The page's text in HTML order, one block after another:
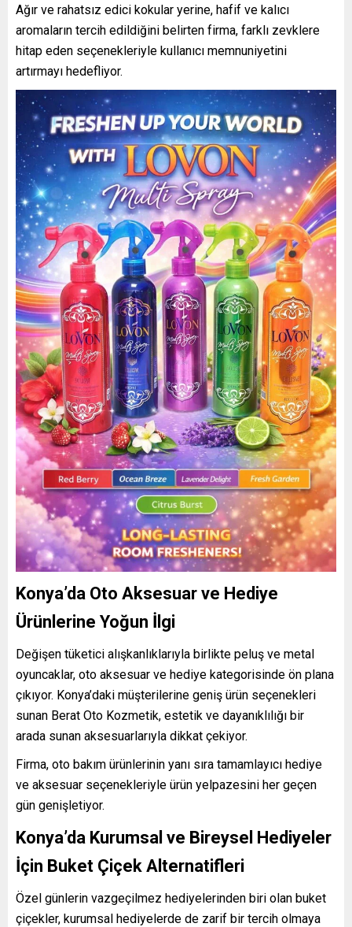
Ağır ve rahatsız edici kokular yerine, hafif ve kalıcı
aromaların tercih edildiğini belirten firma, farklı zevklere
hitap eden seçenekleriyle kullanıcı memnuniyetini
artırmayı hedefliyor.
Konya’da Oto Aksesuar ve Hediye
Ürünlerine Yoğun İlgi
Değişen tüketici alışkanlıklarıyla birlikte peluş ve metal
oyuncaklar, oto aksesuar ve hediye kategorisinde ön plana
çıkıyor. Konya’daki müşterilerine geniş ürün seçenekleri
sunan Berat Oto Kozmetik, estetik ve dayanıklılığı bir
arada sunan aksesuarlarıyla dikkat çekiyor.
Firma, oto bakım ürünlerinin yanı sıra tamamlayıcı hediye
ve aksesuar seçenekleriyle ürün yelpazesini her geçen
gün genişletiyor.
Konya’da Kurumsal ve Bireysel Hediyeler
İçin Buket Çiçek Alternatifleri
Özel günlerin vazgeçilmez hediyelerinden biri olan buket
çiçekler, kurumsal hediyelerde de zarif bir tercih olmaya